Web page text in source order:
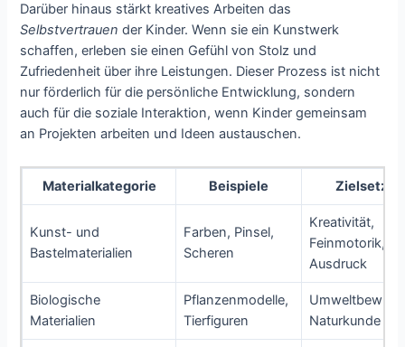
Darüber hinaus stärkt kreatives Arbeiten das
Selbstvertrauen der Kinder. Wenn sie ein Kunstwerk
schaffen, erleben sie einen Gefühl von Stolz und
Zufriedenheit über ihre Leistungen. Dieser Prozess ist nicht
nur förderlich für die persönliche Entwicklung, sondern
auch für die soziale Interaktion, wenn Kinder gemeinsam
an Projekten arbeiten und Ideen austauschen.
Materialkategorie Beispiele
Kunst- und
Bastelmaterialien
Farben, Pinsel,
Scheren
Kreativität,
Feinmotorik,
Ausdruck
Biologische
Materialien
Pflanzenmodelle,
Tierfiguren
Naturkunde